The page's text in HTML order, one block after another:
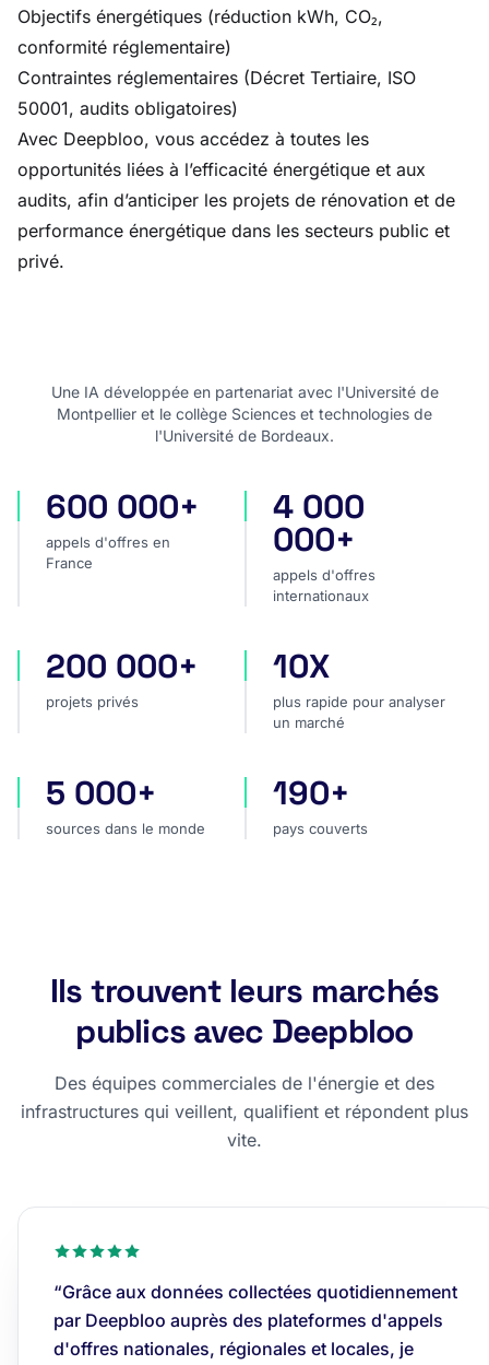
Objectifs énergétiques (réduction kWh, CO₂,
conformité réglementaire)
Contraintes réglementaires (Décret Tertiaire, ISO
50001, audits obligatoires)
Avec Deepbloo, vous accédez à toutes les
opportunités liées à l’efficacité énergétique et aux
audits, afin d’anticiper les projets de rénovation et de
performance énergétique dans les secteurs public et
privé.
Une IA développée en partenariat avec l'Université de
Montpellier et le collège Sciences et technologies de
l'Université de Bordeaux.
appels d'offres en France
600 000+
appels d'offres en
France
appels d'offres
4 000
000+
appels d'offres
internationaux
projets privés
200 000+
projets privés
plus rapide pour analyser
10X
plus rapide pour analyser
un marché
sources dans le monde
5 000+
sources dans le monde
pays couverts
190+
pays couverts
Ils trouvent leurs marchés
publics avec Deepbloo
Des équipes commerciales de l'énergie et des
infrastructures qui veillent, qualifient et répondent plus
vite.
“Grâce aux données collectées quotidiennement
par Deepbloo auprès des plateformes d'appels
d'offres nationales, régionales et locales, je